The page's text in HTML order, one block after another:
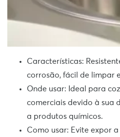
Características:
corrosão, fácil de limpar
Onde usar: Ideal para
comerciais devido à sua
a produtos químicos.
Como usar: Evite expor